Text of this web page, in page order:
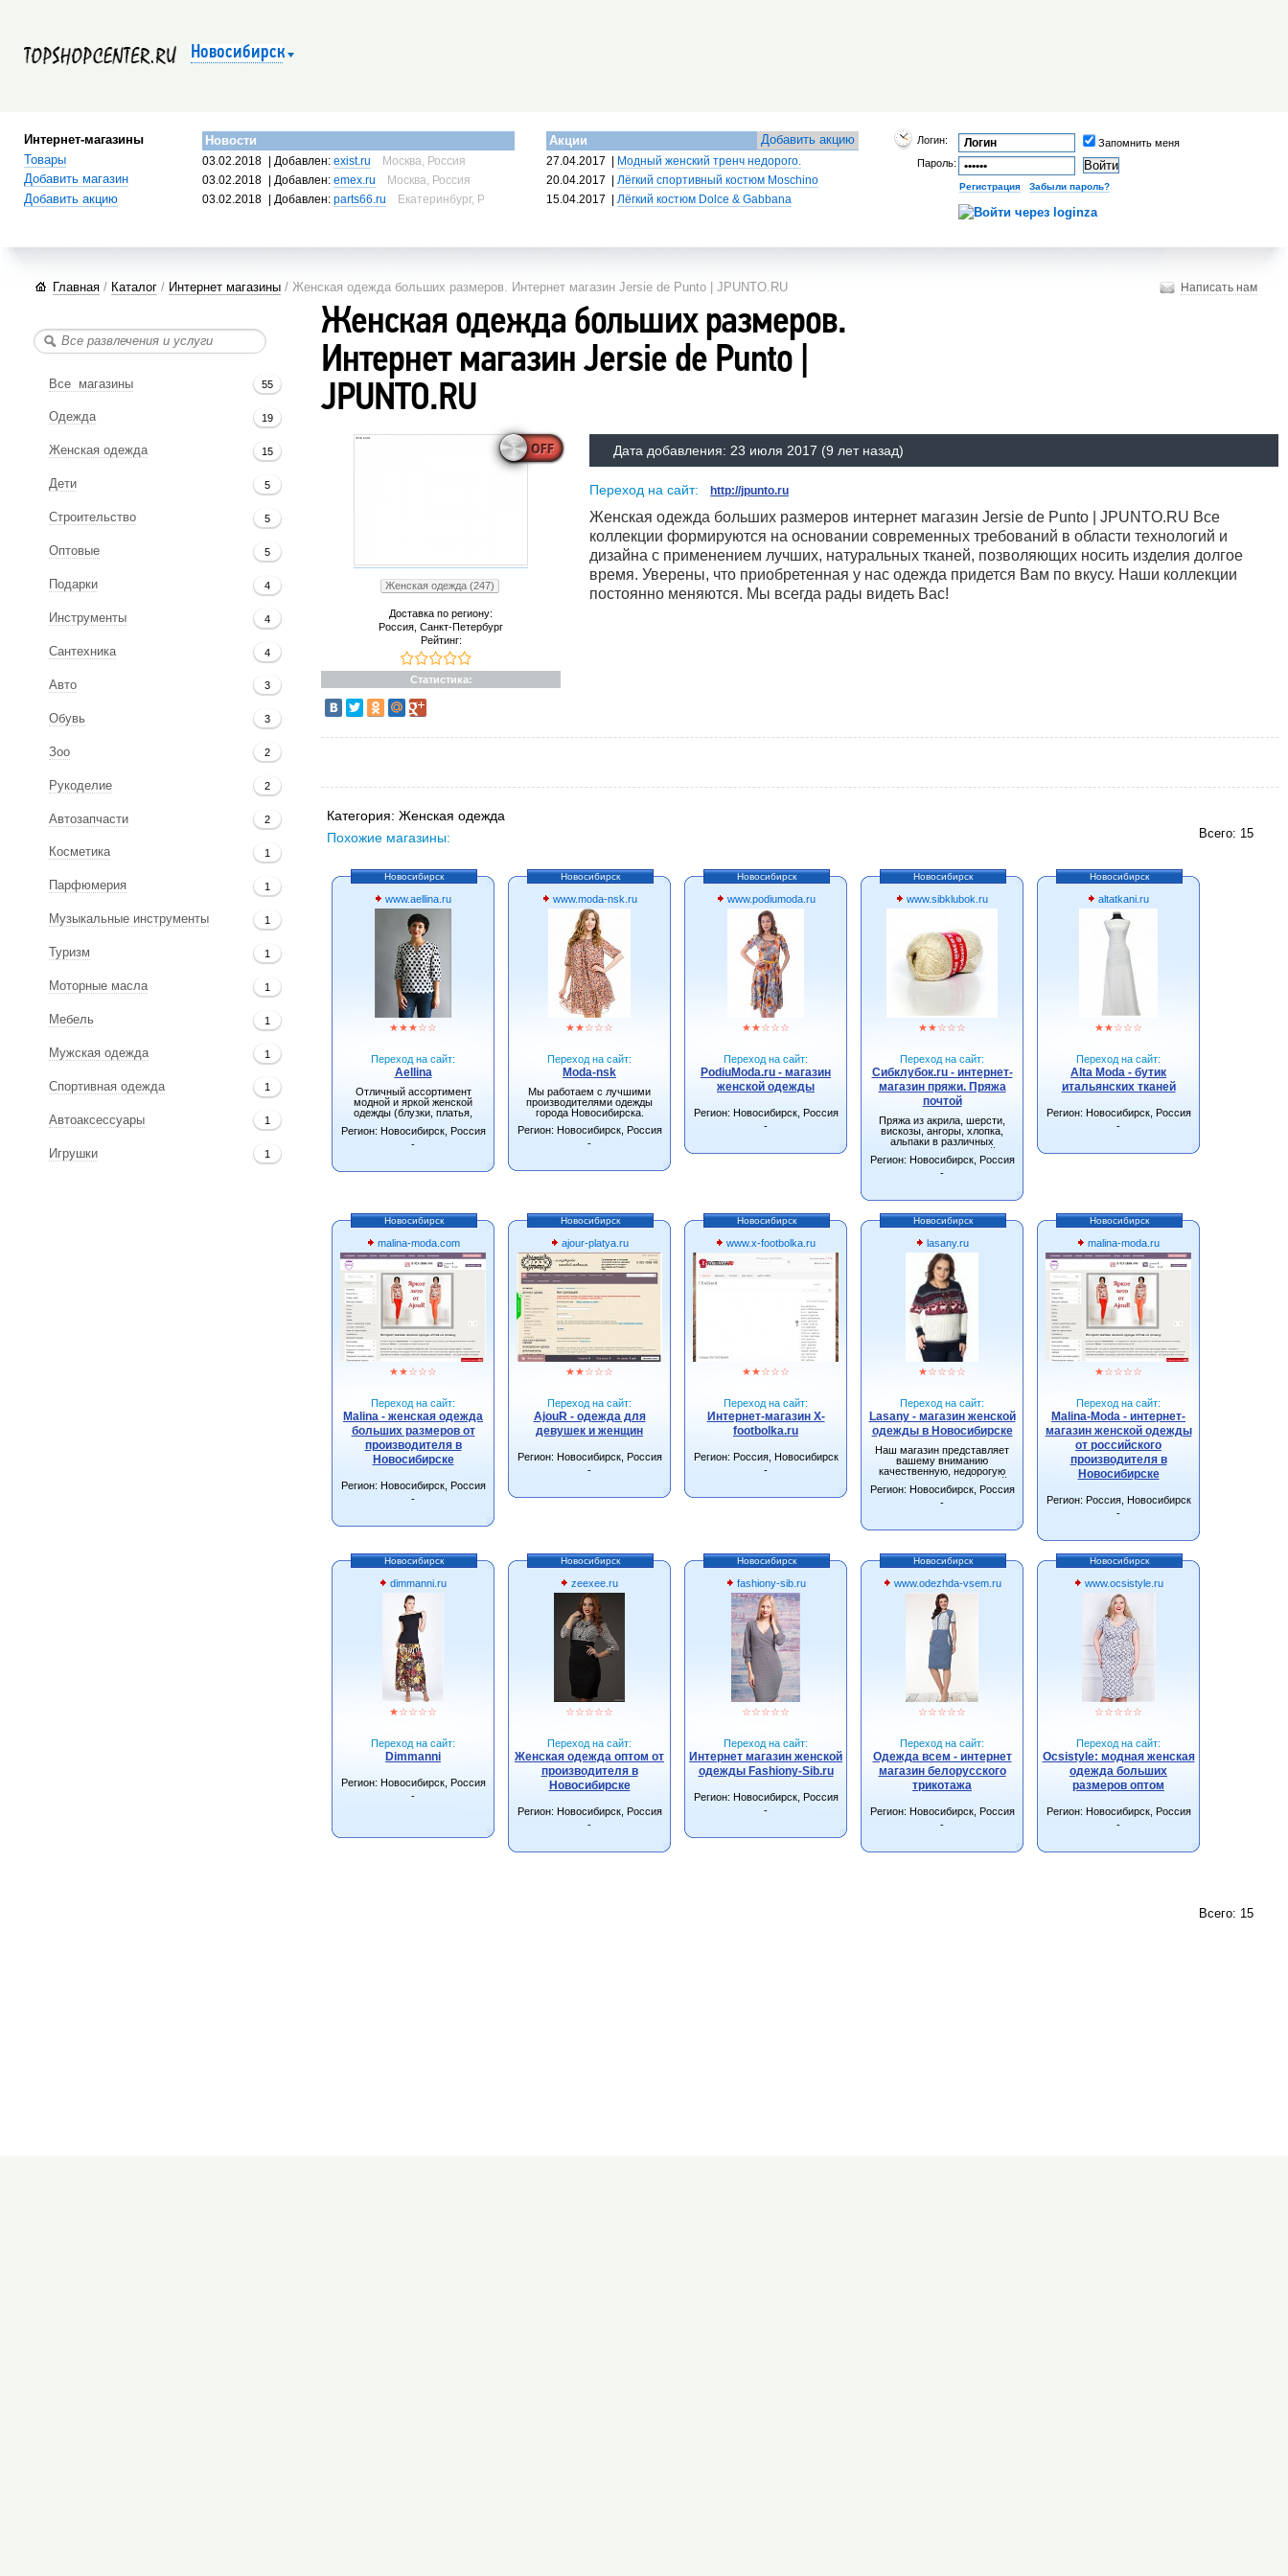
Новосибирск
Интернет-магазины
Товары
Добавить магазин
Добавить акцию
Новости
03.02.2018 | Добавлен: exist.ru
Москва, Россия
03.02.2018
| Добавлен: emex.ru
Москва, Россия
03.02.2018
| Добавлен: parts66.ru Екатеринбург, Россия
Добавить акцию
Акции
27.04.2017
Модный женский тренч недорого.
20.04.2017
Лёгкий спортивный костюм Moschino
15.04.2017
Лёгкий костюм Dolce & Gabbana
Логин:
Запомнить меня
Пароль:
Регистрация| Забыли пароль?
Написать нам
Главная / Каталог / Интернет магазины / Женская одежда больших размеров. Интернет магазин Jersie de Punto | JPUNTO.RU
Все магазины 55
Одежда 19
Женская одежда 15
Дети 5
Строительство 5
Оптовые 5
Подарки 4
Инструменты 4
Сантехника 4
Авто 3
Обувь 3
Зоо 2
Рукоделие 2
Автозапчасти 2
Косметика 1
Парфюмерия 1
Музыкальные инструменты 1
Туризм 1
Моторные масла 1
Мебель 1
Мужская одежда 1
Спортивная одежда 1
Автоаксессуары 1
Игрушки 1
Женская одежда больших размеров.
Интернет магазин Jersie de Punto |
JPUNTO.RU
Женская одежда (247)
Доставка по региону:
Россия, Санкт-Петербург
Рейтинг:
Статистика:
Дата добавления: 23 июля 2017 (9 лет назад)
Переход на сайт: http://jpunto.ru
Женская одежда больших размеров интернет магазин Jersie de Punto | JPUNTO.RU Все
коллекции формируются на основании современных требований в области технологий и
дизайна с применением лучших, натуральных тканей, позволяющих носить изделия долгое
время. Уверены, что приобретенная у нас одежда придется Вам по вкусу. Наши коллекции
постоянно меняются. Мы всегда рады видеть Вас!
Категория: Женская одежда
Похожие магазины:
Всего: 15
Новосибирск
www.aellina.ru
★★★☆☆
Переход на сайт:
Aellina
Отличный ассортимент
модной и яркой женской
одежды (блузки, платья,
Регион: Новосибирск, Россия
-
Новосибирск
www.moda-nsk.ru
★★☆☆☆
Переход на сайт:
Moda-nsk
Мы работаем с лучшими
производителями одежды
города Новосибирска.
Регион: Новосибирск, Россия
-
Новосибирск
www.podiumoda.ru
★★☆☆☆
Переход на сайт:
PodiuModa.ru - магазин
женской одежды
Регион: Новосибирск, Россия
-
Новосибирск
www.sibklubok.ru
★★☆☆☆
Переход на сайт:
Сибклубок.ru - интернет-
магазин пряжи. Пряжа
почтой
Пряжа из акрила, шерсти,
вискозы, ангоры, хлопка,
альпаки в различных
сочетаниях. Большой
ассортимент спиц, крючков и
других инструментов для
Регион: Новосибирск, Россия
-
Новосибирск
altatkani.ru
★★☆☆☆
Переход на сайт:
Alta Moda - бутик
итальянских тканей
Регион: Новосибирск, Россия
-
Новосибирск
malina-moda.com
★★☆☆☆
Переход на сайт:
Malina - женская одежда
больших размеров от
производителя в
Новосибирске
Регион: Новосибирск, Россия
-
Новосибирск
ajour-platya.ru
★★☆☆☆
Переход на сайт:
AjouR - одежда для
девушек и женщин
Регион: Новосибирск, Россия
-
Новосибирск
www.x-footbolka.ru
★★☆☆☆
Переход на сайт:
Интернет-магазин X-
footbolka.ru
Регион: Россия, Новосибирск
-
Новосибирск
lasany.ru
★☆☆☆☆
Переход на сайт:
Lasany - магазин женской
одежды в Новосибирске
Наш магазин представляет
вашему вниманию
качественную, недорогую
одежду от производителей
г.Новосибирска.
Регион: Новосибирск, Россия
-
Новосибирск
malina-moda.ru
★☆☆☆☆
Переход на сайт:
Malina-Moda - интернет-
магазин женской одежды
от российского
производителя в
Новосибирске
Регион: Россия, Новосибирск
-
Новосибирск
dimmanni.ru
★☆☆☆☆
Переход на сайт:
Dimmanni
Регион: Новосибирск, Россия
-
Новосибирск
zeexee.ru
☆☆☆☆☆
Переход на сайт:
Женская одежда оптом от
производителя в
Новосибирске
Регион: Новосибирск, Россия
-
Новосибирск
fashiony-sib.ru
☆☆☆☆☆
Переход на сайт:
Интернет магазин женской
одежды Fashiony-Sib.ru
Регион: Новосибирск, Россия
-
Новосибирск
www.odezhda-vsem.ru
☆☆☆☆☆
Переход на сайт:
Одежда всем - интернет
магазин белорусского
трикотажа
Регион: Новосибирск, Россия
-
Новосибирск
www.ocsistyle.ru
☆☆☆☆☆
Переход на сайт:
Ocsistyle: модная женская
одежда больших
размеров оптом
Регион: Новосибирск, Россия
-
Всего: 15